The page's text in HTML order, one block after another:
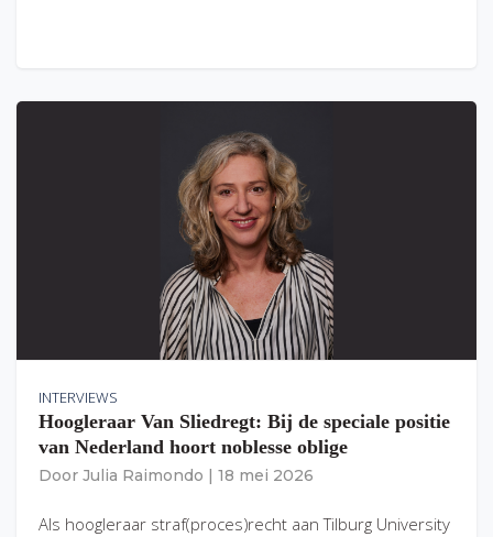
INTERVIEWS
Hoogleraar Van Sliedregt: Bij de speciale positie
van Nederland hoort noblesse oblige
Door Julia Raimondo 18 mei 2026
Als hoogleraar straf(proces)recht aan Tilburg University